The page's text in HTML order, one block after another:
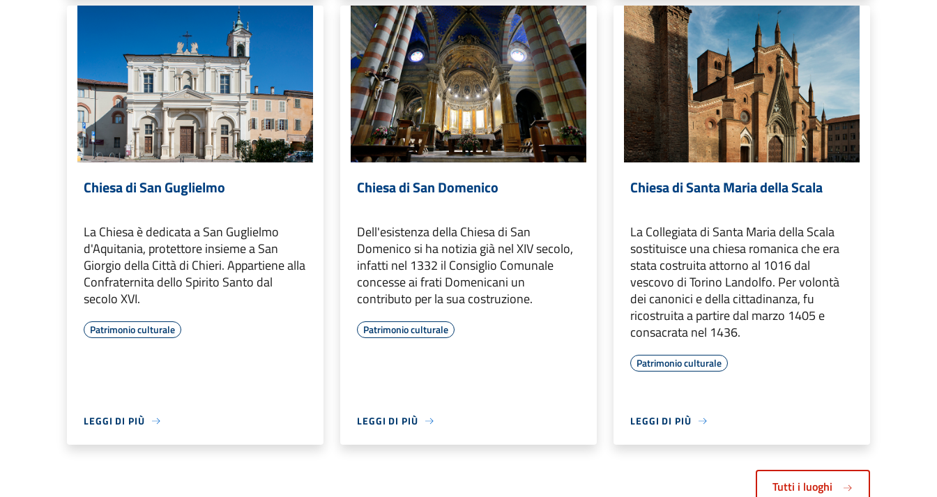
Chiesa di San Guglielmo
La Chiesa è dedicata a San Guglielmo
d'Aquitania, protettore insieme a San
Giorgio della Città di Chieri. Appartiene alla
Confraternita dello Spirito Santo dal
secolo XVI.
Patrimonio culturale
LEGGI DI PIÙ
Chiesa di San Domenico
Dell'esistenza della Chiesa di San
Domenico si ha notizia già nel XIV secolo,
infatti nel 1332 il Consiglio Comunale
concesse ai frati Domenicani un
contributo per la sua costruzione.
Patrimonio culturale
LEGGI DI PIÙ
Chiesa di Santa Maria della Scala
La Collegiata di Santa Maria della Scala
sostituisce una chiesa romanica che era
stata costruita attorno al 1016 dal
vescovo di Torino Landolfo. Per volontà
dei canonici e della cittadinanza, fu
ricostruita a partire dal marzo 1405 e
consacrata nel 1436.
Patrimonio culturale
LEGGI DI PIÙ
Tutti i luoghi